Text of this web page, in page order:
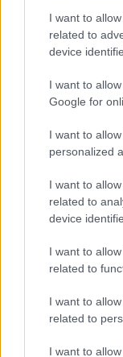
I want to
related to
device
I want to
Google for
I want to
personalized
I want to
related to
device
I want to
related to
I want to
related to
I want to
questo si
una clausola
da parte
qualificata in